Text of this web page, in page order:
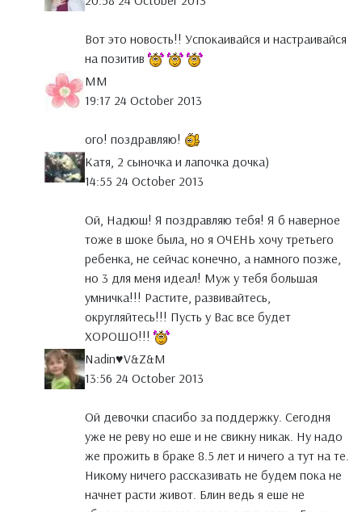
Вот это новость!! Успокаивайся и настраивайся
на позитив
MM
19:17 24 October 2013
ого! поздравляю!
Катя, 2 сыночка и лапочка дочка)
14:55 24 October 2013
Ой, Надюш! Я поздравляю тебя! Я б наверное
тоже в шоке была, но я ОЧЕНЬ хочу третьего
ребенка, не сейчас конечно, а намного позже,
но 3 для меня идеал! Муж у тебя большая
умничка!!! Растите, развивайтесь,
округляйтесь!!! Пусть у Вас все будет
ХОРОШО!!!
Nadin♥V&Z&M
13:56 24 October 2013
Ой девочки спасибо за поддержку. Сегодня
уже не реву но еше и не свикну никак. Ну надо
же прожить в браке 8.5 лет и ничего а тут на те.
Никому ничего рассказивать не будем пока не
начнет расти живот. Блин ведь я еше не